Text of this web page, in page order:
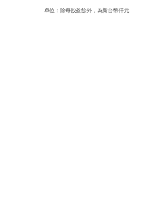
單位：除每股盈餘外，為新台幣仟元